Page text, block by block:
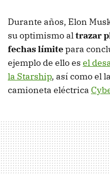
Durante años, Elon
su optimismo altrazar
fechas límitepara
ejemplo de ello es el
la Starship, así como el
camioneta eléctrica